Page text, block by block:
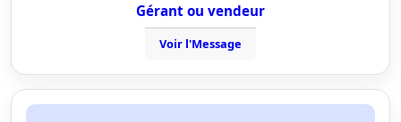
Gérant ou vendeur
Voir l'Message